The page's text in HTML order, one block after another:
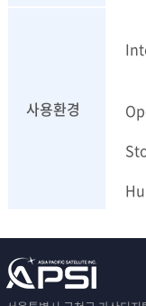
사용환경